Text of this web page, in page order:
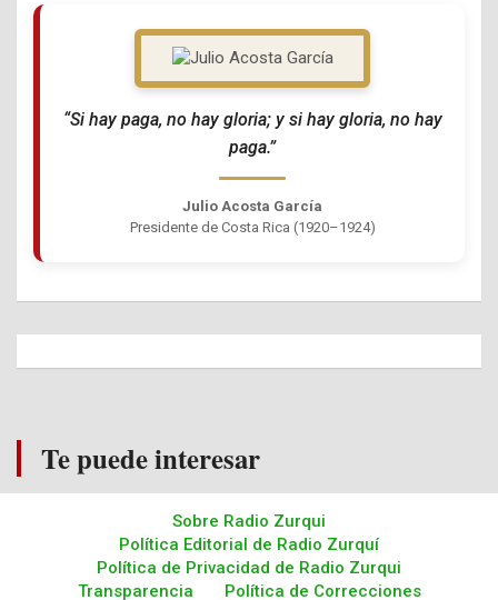
“Si hay paga, no hay gloria; y si hay gloria, no hay
paga.”
Julio Acosta García
Presidente de Costa Rica (1920–1924)
Te puede interesar
Sobre Radio Zurqui
Política Editorial de Radio Zurquí
Política de Privacidad de Radio Zurqui
Transparencia
Política de Correcciones